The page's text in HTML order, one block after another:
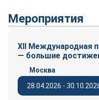
Мероприятия
XII Международная
— большие
28.04.2026 -
Москва